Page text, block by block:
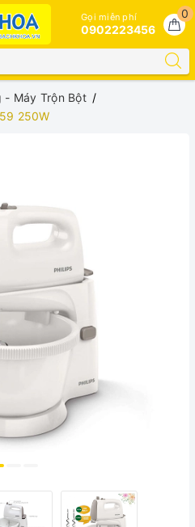
0
Gọi miễn phí
0902223456
- Máy Trộn Bột
250W